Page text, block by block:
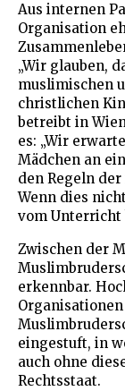
Aus internen
Organisation
„Wir glauben,
muslimischen
christlichen
betreibt in
es: „Wir
Mädchen an
den Regeln
Wenn dies
vom Unterricht
Zwischen der
erkennbar.
eingestuft, in
auch ohne
Rechtsstaat.